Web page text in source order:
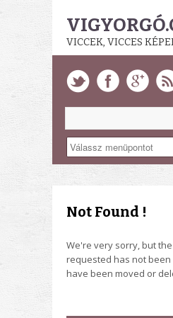
VICCEK, VICCES
Not Found !
We're very sorry, but
requested has not been
have been moved or